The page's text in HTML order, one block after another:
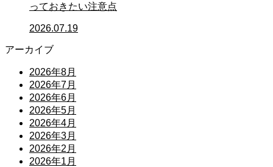
っておきたい注意点
2026.07.19
アーカイブ
2026年8月
2026年7月
2026年6月
2026年5月
2026年4月
2026年3月
2026年2月
2026年1月